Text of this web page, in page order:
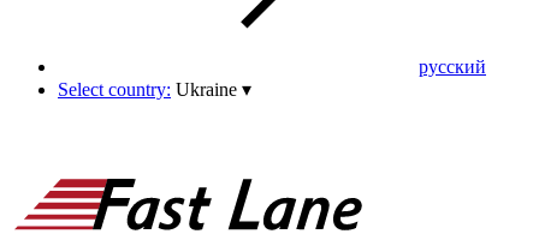
pусский
Select country: Ukraine ▾